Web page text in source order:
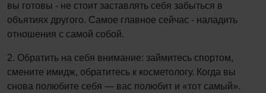
вы готовы - не стоит заставлять себя забыться в
объятиях другого. Самое главное сейчас - наладить
отношения с самой собой.
2. Обратить на себя внимание: займитесь спортом,
смените имидж, обратитесь к косметологу. Когда вы
снова полюбите себя — вас полюбит и «тот самый».